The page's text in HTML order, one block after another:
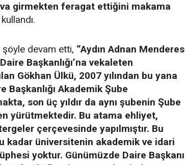
girmekten feragat ettiğini makama
şöyle devam etti, ‘’Aydın Adnan Menderes
Başkanlığı’na vekaleten
Gökhan Ülkü, 2007 yılından bu yana
Başkanlığı Akademik Şube
son üç yıldır da aynı şubenin Şube
yürütmektedir. Bu atama ehliyet,
çerçevesinde yapılmıştır. Bu
kadar üniversitenin akademik ve idari
yoktur. Günümüzde Daire Başkanı